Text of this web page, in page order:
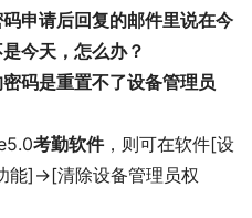
申请后回复的邮件里说在今
今天，怎么办？
码是重置不了设备管理员
考勤软件，则可在软件[设
]→[清除设备管理员权